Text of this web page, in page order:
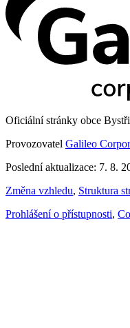
Oficiální stránky obce
Provozovatel Galileo
Poslední aktualizace: 7. 8.
Změna vzhledu, Struktura
Prohlášení o přístupnosti,